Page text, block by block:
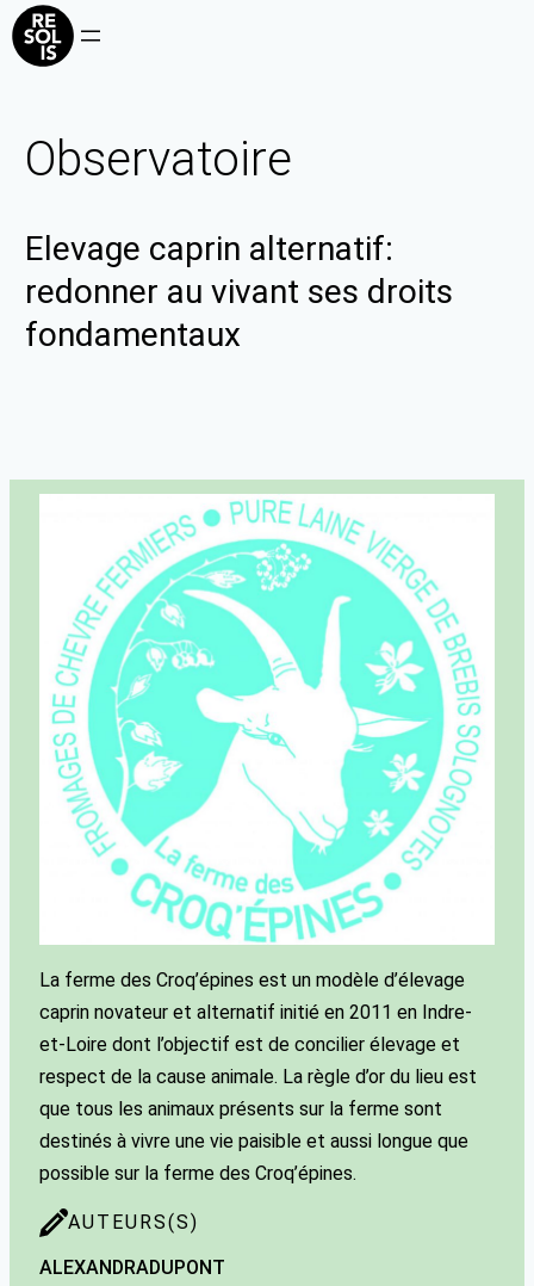
Observatoire
Elevage caprin alternatif:
redonner au vivant ses droits
fondamentaux
La ferme des Croq’épines est un modèle d’élevage
caprin novateur et alternatif initié en 2011 en Indre-
et-Loire dont l’objectif est de concilier élevage et
respect de la cause animale. La règle d’or du lieu est
que tous les animaux présents sur la ferme sont
destinés à vivre une vie paisible et aussi longue que
possible sur la ferme des Croq’épines.
AUTEURS(S)
ALEXANDRADUPONT